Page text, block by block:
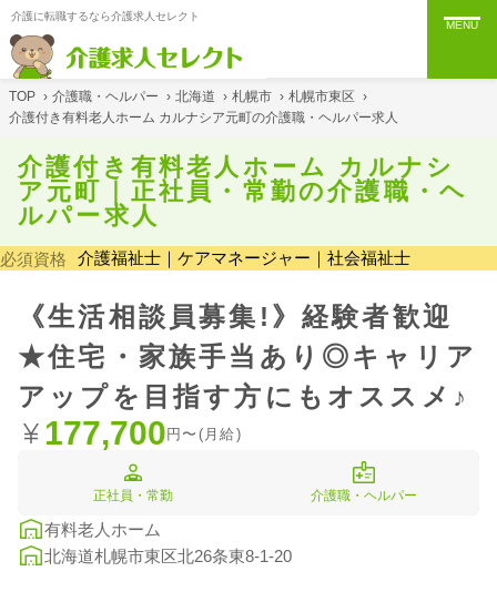
介護に転職するなら介護求人セレクト
MENU
TOP › 介護職・ヘルパー › 北海道 › 札幌市 › 札幌市東区 ›
介護付き有料老人ホーム カルナシア元町の介護職・ヘルパー求人
介護付き有料老人ホーム カルナシ
ア元町｜正社員・常勤の介護職・ヘ
ルパー求人
必須資格 介護福祉士｜ケアマネージャー｜社会福祉士
《生活相談員募集!》経験者歓迎
★住宅・家族手当あり◎キャリア
アップを目指す方にもオススメ♪
177,700円〜(月給)
正社員・常勤 介護職・ヘルパー
有料老人ホーム
北海道札幌市東区北26条東8-1-20